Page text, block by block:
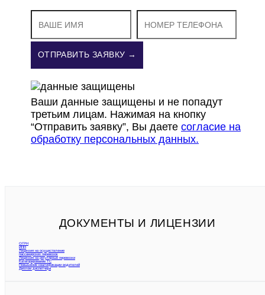
ОТПРАВИТЬ ЗАЯВКУ →
Ваши данные защищены и не попадут
третьим лицам. Нажимая на кнопку
“Отправить заявку”, Вы даете согласие на
обработку персональных данных.
ДОКУМЕНТЫ И ЛИЦЕНЗИИ
ОГРН
ИНН
Лицензия на осуществление
пассажирских перевозок
Лицензия на регулярные перевозки
Категорирование ТС
Повышение квалификации водителей
Диплом диспетчера